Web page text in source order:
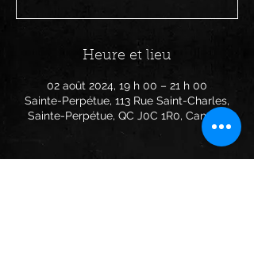
Heure et lieu
02 août 2024, 19 h 00 – 21 h 00
Sainte-Perpétue, 113 Rue Saint-Charles,
Sainte-Perpétue, QC J0C 1R0, Canada